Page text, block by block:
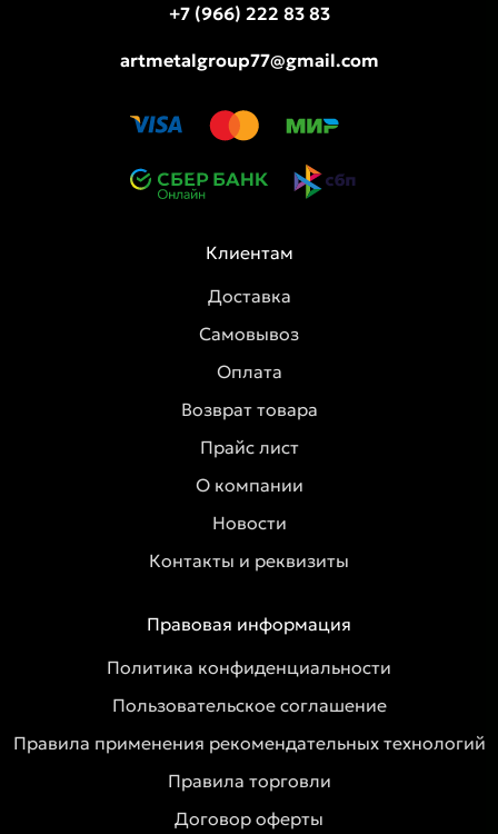
+7 (966) 222 83 83
artmetalgroup77@gmail.com
Клиентам
Доставка
Самовывоз
Оплата
Возврат товара
Прайс лист
О компании
Новости
Контакты и реквизиты
Правовая информация
Политика конфиденциальности
Пользовательское соглашение
Правила применения рекомендательных технологий
Правила торговли
Договор оферты